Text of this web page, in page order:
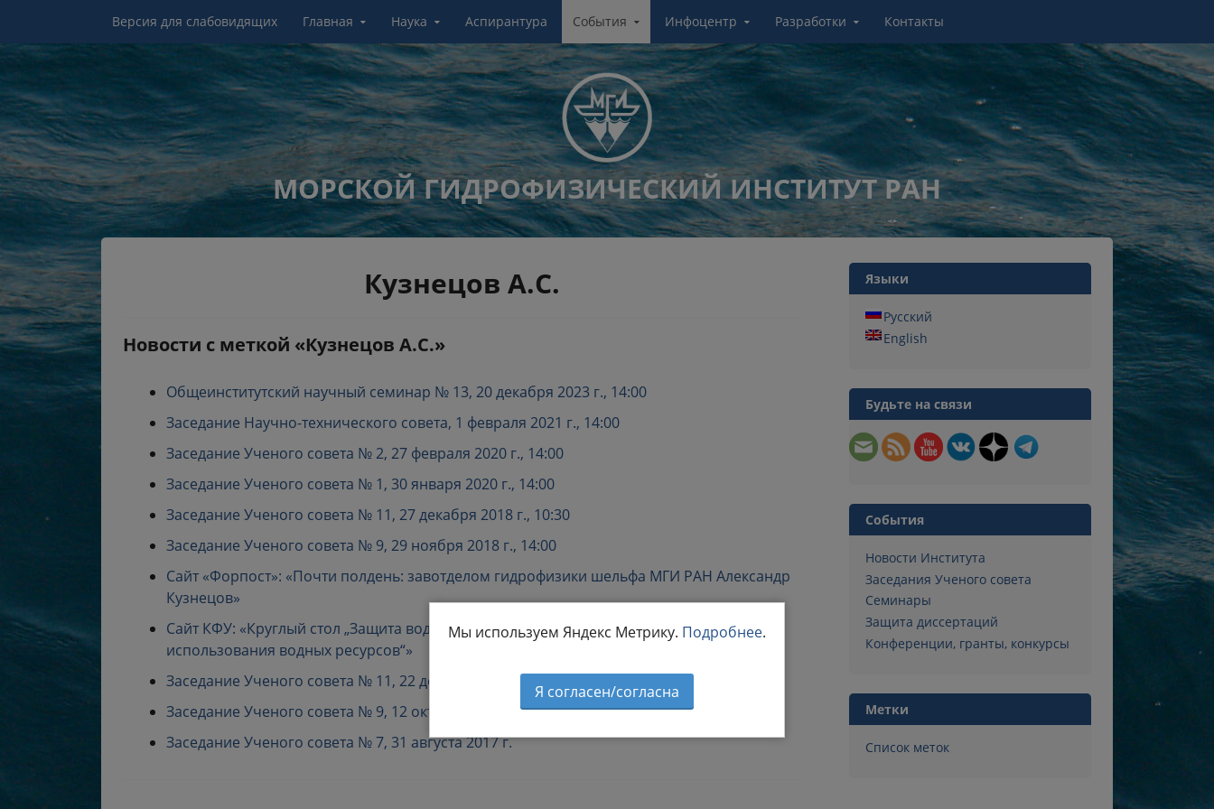
Версия для слабовидящих Главная Наука Аспирантура События Инфоцентр Разработки Контакты
МОРСКОЙ ГИДРОФИЗИЧЕСКИЙ ИНСТИТУТ РАН
Кузнецов А.С.
Новости с меткой «Кузнецов А.С.»
Общеинститутский научный семинар № 13, 20 декабря 2023 г., 14:00
Заседание Научно-технического совета, 1 февраля 2021 г., 14:00
Заседание Ученого совета № 2, 27 февраля 2020 г., 14:00
Заседание Ученого совета № 1, 30 января 2020 г., 14:00
Заседание Ученого совета № 11, 27 декабря 2018 г., 10:30
Заседание Ученого совета № 9, 29 ноября 2018 г., 14:00
Сайт «Форпост»: «Почти полдень: завотделом гидрофизики шельфа МГИ РАН Александр
Кузнецов»
Сайт КФУ: «Круглый стол „Защита водных экосистем и повышение эффективности
использования водных ресурсов“»
Заседание Ученого совета № 11, 22 декабря 2017 г.
Заседание Ученого совета № 9, 12 октября 2017 г.
Заседание Ученого совета № 7, 31 августа 2017 г.
Языки
Русский
English
Будьте на связи
События
Новости Института
Заседания Ученого совета
Семинары
Защита диссертаций
Конференции, гранты, конкурсы
Метки
Список меток
Мы используем Яндекс Метрику. Подробнее.
Я согласен/согласна